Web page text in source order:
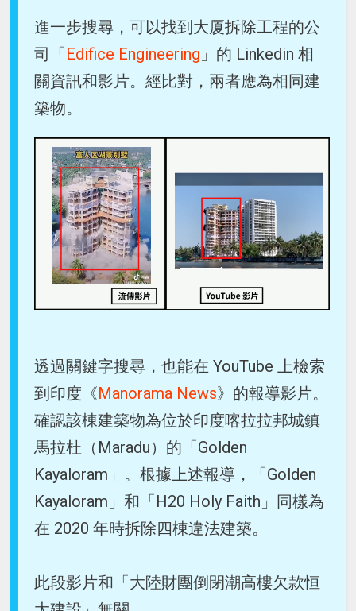
進一步搜尋，可以找到大厦拆除工程的公
司「Edifice Engineering 」的 Linkedin 相
關資訊和影片。經比對，兩者應為相同建
築物。
透過關鍵字搜尋，也能在 YouTube 上檢索
到印度《Manorama News》的報導影片。
確認該棟建築物為位於印度喀拉拉邦城鎮
馬拉杜（Maradu）的「Golden
Kayaloram」。根據上述報導，「Golden
Kayaloram」和「H20 Holy Faith」同樣為
在 2020 年時拆除四棟違法建築。
此段影片和「大陸財團倒閉潮高樓欠款恒